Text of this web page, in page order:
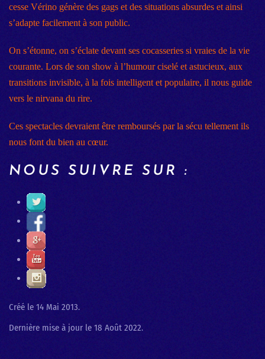
cesse Vérino génère des gags et des situations absurdes et ainsi
s’adapte facilement à son public.
On s’étonne, on s’éclate devant ses cocasseries si vraies de la vie
courante. Lors de son show à l’humour ciselé et astucieux, aux
transitions invisible, à la fois intelligent et populaire, il nous guide
vers le nirvana du rire.
Ces spectacles devraient être remboursés par la sécu tellement ils
nous font du bien au cœur.
NOUS SUIVRE SUR :
Créé le 14 Mai 2013.
Dernière mise à jour le 18 Août 2022.